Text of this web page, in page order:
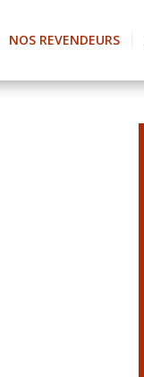
NOS REVENDEURS